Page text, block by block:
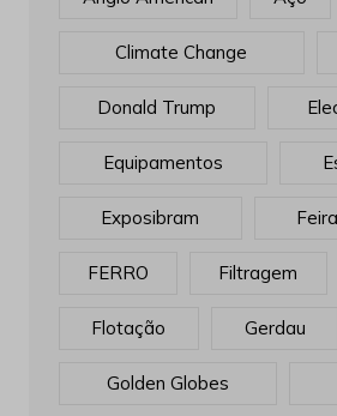
Climate Change
Donald Trump
Equipamentos
Exposibram
FERRO Filtragem
Flotação Gerdau
Golden Globes